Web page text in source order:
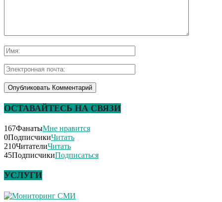
ОСТАВАЙТЕСЬ НА СВЯЗИ
167ФанатыМне нравится
0ПодписчикиЧитать
210ЧитателиЧитать
45ПодписчикиПодписаться
УСЛУГИ